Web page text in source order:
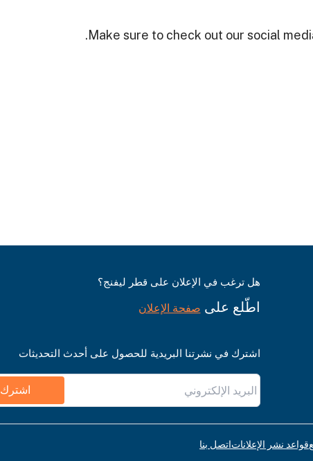
Make sure to check out our social
هل ترغب في الإعلان على قطر ليفنج؟
اطّلع على صفحة الإعلان
اشترك في نشرتنا البريدية للحصول على أحدث التحديثات
اشترك
قواعد نشر الإعلاناتاتصل بنا